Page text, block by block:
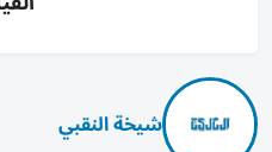
شيخة النقبي